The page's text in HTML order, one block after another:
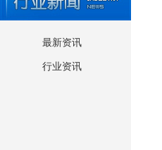
最新资讯
行业资讯